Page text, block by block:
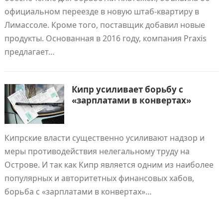
официальном переезде в новую штаб-квартиру в
Лимассоле. Кроме того, поставщик добавил новые
продукты. Основанная в 2016 году, компания Praxis
предлагает…
Кипр усиливает борьбу с
«зарплатами в конвертах»
Кипрские власти существенно усиливают надзор и
меры противодействия нелегальному труду на
Острове. И так как Кипр является одним из наиболее
популярных и авторитетных финансовых хабов,
борьба с «зарплатами в конвертах»…